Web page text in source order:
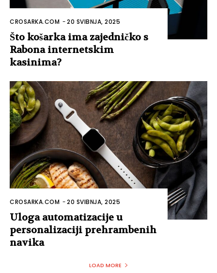
CROSARKA.COM -20 SVIBNJA, 2025
Što košarka ima zajedničko s
Rabona internetskim
kasinima?
CROSARKA.COM -20 SVIBNJA, 2025
Uloga automatizacije u
personalizaciji prehrambenih
navika
LOAD MORE